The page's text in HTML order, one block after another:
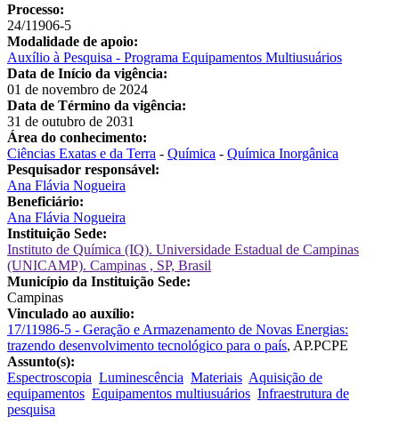
Processo:
24/11906-5
Modalidade de apoio:
Auxílio à Pesquisa - Programa Equipamentos Multiusuários
Data de Início da vigência:
01 de novembro de 2024
Data de Término da vigência:
31 de outubro de 2031
Área do conhecimento:
Ciências Exatas e da Terra - Química - Química Inorgânica
Pesquisador responsável:
Ana Flávia Nogueira
Beneficiário:
Ana Flávia Nogueira
Instituição Sede:
Instituto de Química (IQ). Universidade Estadual de Campinas
(UNICAMP). Campinas , SP, Brasil
Município da Instituição Sede:
Campinas
Vinculado ao auxílio:
17/11986-5 - Geração e Armazenamento de Novas Energias:
trazendo desenvolvimento tecnológico para o país, AP.PCPE
Assunto(s):
Espectroscopia Luminescência Materiais Aquisição de
equipamentos Equipamentos multiusuários Infraestrutura de
pesquisa